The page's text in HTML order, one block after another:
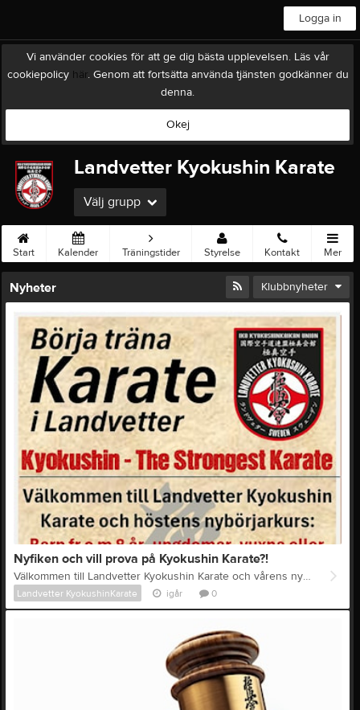
Logga in
Vi använder cookies för att ge dig bästa upplevelsen. Läs vår
cookiepolicy här. Genom att fortsätta använda tjänsten godkänner du
denna.
Okej
Landvetter Kyokushin Karate
Välj grupp
Start Kalender Träningstider Styrelse Kontakt Mer
Nyheter Klubbnyheter
Nyfiken och vill prova på Kyokushin Karate?!
Välkommen till Landvetter Kyokushin Karate och vårens nybörjarkurs för barn fr o m 8 år, ungdomar, vuxna eller varför inte hela familjen tillsammans. Start onsdagen den 12/8 kl 17.45. Träningstider är onsdagar 17.45-19.15 samt söndagar 14.30-16.00. Antal platser är begränsade varför anmälan måste göras i förväg via mail till info@landvetterkarate.se eller genom att ringa 0705-526180. (Johan) All träning sker i egen Dojo på Magasinsvägen 9 i Landvetter. Varmt Välkomna
Landvetter KyokushinKarate igår 0